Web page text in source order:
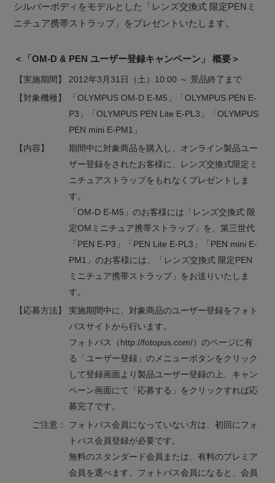
シルバーボディをモデルとした「レンズ交換式 限定PENミ
ニチュア携帯ストラップ」をプレゼントいたします。
＜「OM-D & PEN ユーザー登録キャンペーン」 概要＞
【実施期間】
2012年3月31日（土）10:00 ～ 景品終了まで
【対象機種】
「OLYMPUS OM-D E-M5」「OLYMPUS PEN E-
P3」「OLYMPUS PEN Lite E-PL3」「OLYMPUS
PEN mini E-PM1」
【内容】
期間中に対象商品を購入し、オンライン製品ユー
ザー登録をされたお客様に、レンズ交換式限定ミ
ニチュアストラップをもれなくプレゼントしま
す。
「OM-D E-M5」のお客様には「レンズ交換式 限
定OMミニチュア携帯ストラップ」を、第三世代
「PEN E-P3」「PEN Lite E-PL3」「PEN mini E-
PM1」のお客様には、「レンズ交換式 限定PEN
ミニチュア携帯ストラップ」をお送りいたしま
す。
【応募方法】
実施期間中に、対象商品のユーザー登録をフォト
パスサイトから行います。
フォトパス（http://fotopus.com/）のページに有
る「ユーザー登録」のメニューボタンをクリック
して登録画面より製品ユーザー登録の上、キャン
ペーン画面にて「応募する」をクリックすれば応
募完了です。
ご注意：
フォトパス会員になっていない方は、初回にフォ
トパス会員登録が必要です。
無料のスタンダード会員または、有料のプレミア
会員を選べます。フォトパス会員になると、会員